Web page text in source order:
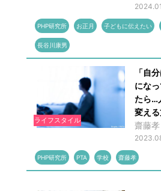
PHP研究所 お正月 子どもに伝えたい
長谷川康男
ライフスタイル
「自
にな
たら…
変え
齋藤孝
PHP研究所 PTA 学校 齋藤孝